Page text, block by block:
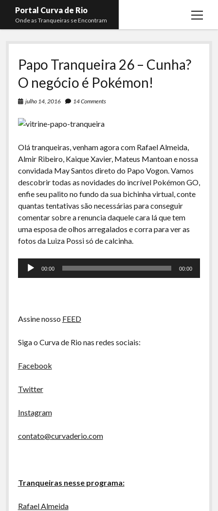
Portal Curva de Rio
Onde as Tranqueiras se Encontram
open
Podcasts open
Curva de Rio
Curva Belas Artes
Curva Classics
Boca do Lixo
Rachão na Beira do RIo
Arquivo CDR
Papo Tranqueira
A Ripa É a Lei
Especiais
Preliminares
Membros
open
Almir Ribeiro
Felype Silva
Mateus Mantoan
Rafael Almeida
twitterfacebookinstagramyoutube
rss email telegram
Papo Tranqueira 26 – Cunha?
O negócio é Pokémon!
julho 14, 2016 14 Comments
Olá tranqueiras, venham agora com Rafael Almeida,
Almir Ribeiro, Kaique Xavier, Mateus Mantoan e nossa
convidada May Santos direto do Papo Vogon. Vamos
descobrir todas as novidades do incrível Pokémon GO,
enfie seu palito no fundo da sua bichinha virtual, conte
quantas tentativas são necessárias para conseguir
comentar sobre a renuncia daquele cara lá que tem
uma esposa de olhos arregalados e corra para ver as
fotos da Luiza Possi só de calcinha.
Tocador
00:00 00:00
Assine nosso FEED
Siga o Curva de Rio nas redes sociais:
Facebook
Twitter
Instagram
contato@curvaderio.com
Tranqueiras nesse programa:
Rafael Almeida